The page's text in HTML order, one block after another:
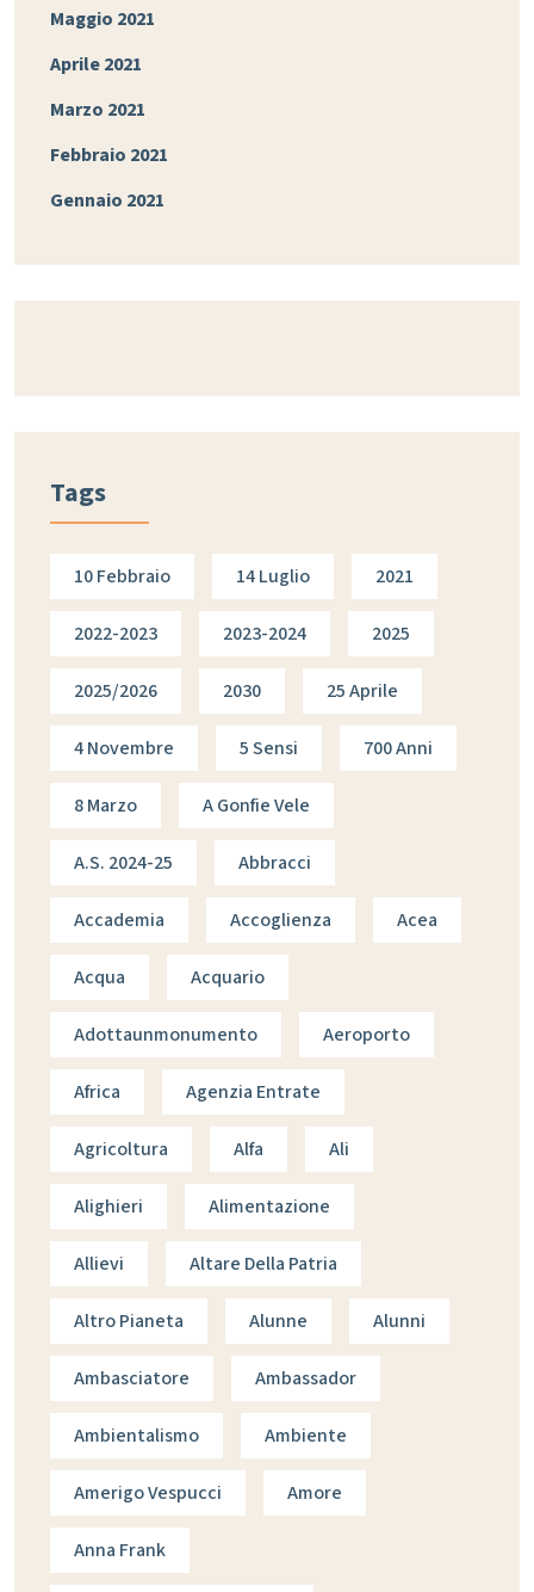
Maggio 2021
Aprile 2021
Marzo 2021
Febbraio 2021
Gennaio 2021
Tags
10 Febbraio 14 Luglio 2021
2022-2023 2023-2024 2025
2025/2026 2030 25 Aprile
4 Novembre 5 Sensi 700 Anni
8 Marzo A Gonfie Vele
A.s. 2024-25 Abbracci
Accademia Accoglienza Acea
Acqua Acquario
Adottaunmonumento Aeroporto
Africa Agenzia Entrate
Agricoltura Alfa Ali
Alighieri Alimentazione
Allievi Altare Della Patria
Altro Pianeta Alunne Alunni
Ambasciatore Ambassador
Ambientalismo Ambiente
Amerigo Vespucci Amore
Anna Frank